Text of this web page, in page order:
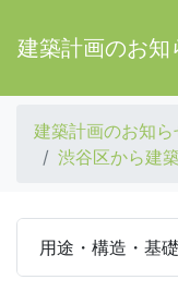
建築計画のお知
建築計画のお知
渋谷区から建
用途・構造・基